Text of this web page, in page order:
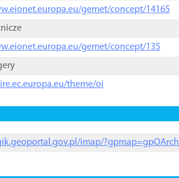
gemet/concept/14165
gemet/concept/135
theme/oi
imap/?gpmap=gpOArch